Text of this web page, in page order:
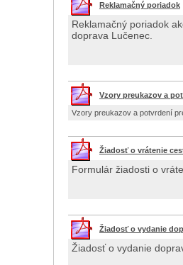
Reklamačný poriadok
Reklamačný poriadok
doprava Lučenec.
Vzory preukazov a
Vzory preukazov a potvrdení
Žiadosť o vrátenie
Formulár žiadosti o
Žiadosť o vydanie
Žiadosť o vydanie